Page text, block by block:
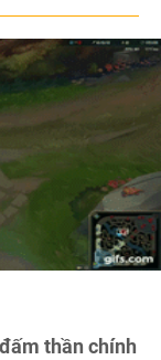
thần chính